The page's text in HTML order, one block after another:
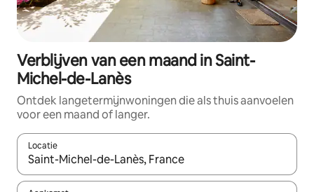
Verblijven van een maand in Saint-
Michel-de-Lanès
Ontdek langetermijnwoningen die als thuis aanvoelen
voor een maand of langer.
Locatie
Wanneer er resultaten beschikbaar zijn, maak je een keuze